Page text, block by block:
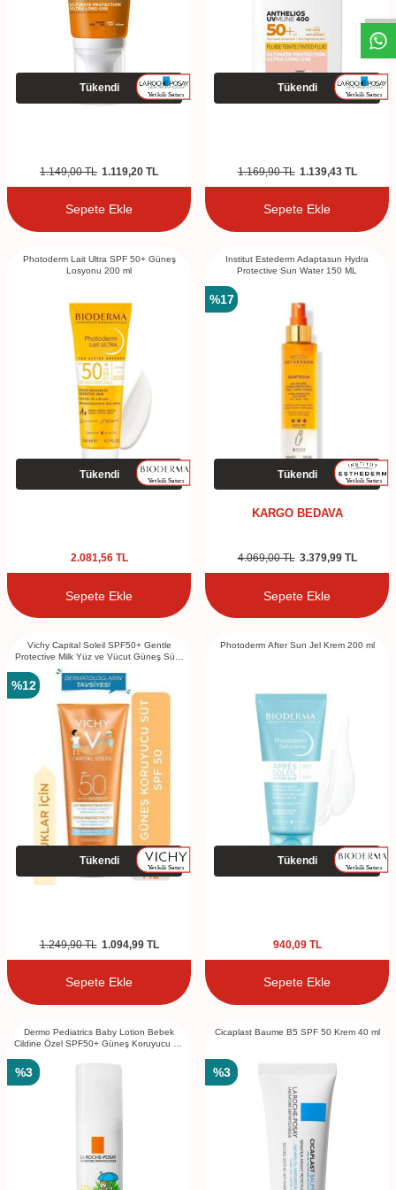
Tükendi
1.149,00TL 1.119,20 TL
Sepete Ekle
Tükendi
1.169,90TL 1.139,43TL
Sepete Ekle
Photoderm Lait Ultra SPF 50+ Güneş
Losyonu 200 ml
Tükendi
2.081,56TL
Sepete Ekle
Institut Estederm Adaptasun Hydra
Protective Sun Water 150 ML
%17
Tükendi
KARGO BEDAVA
4.069,00TL 3.379,99TL
Sepete Ekle
Vichy Capital Soleil SPF50+ Gentle
Protective Milk Yüz ve Vücut Güneş Sütü
%12
Tükendi
1.249,90TL 1.094,99TL
Sepete Ekle
Photoderm After Sun Jel Krem 200 ml
Tükendi
940,09TL
Sepete Ekle
Dermo Pediatrics Baby Lotion Bebek
Cildine Özel SPF50+ Güneş Koruyucu 50
%3
Cicaplast Baume B5 SPF 50 Krem 40 ml
%3